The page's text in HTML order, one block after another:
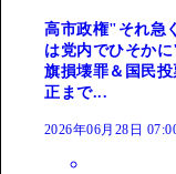
高市政権"それ急
は党内でひそか
旗損壊罪＆国民
正まで...
2026年06月28日